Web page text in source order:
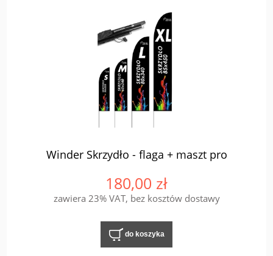
Winder Skrzydło - flaga + maszt pro
180,00 zł
zawiera 23% VAT, bez kosztów dostawy
do koszyka